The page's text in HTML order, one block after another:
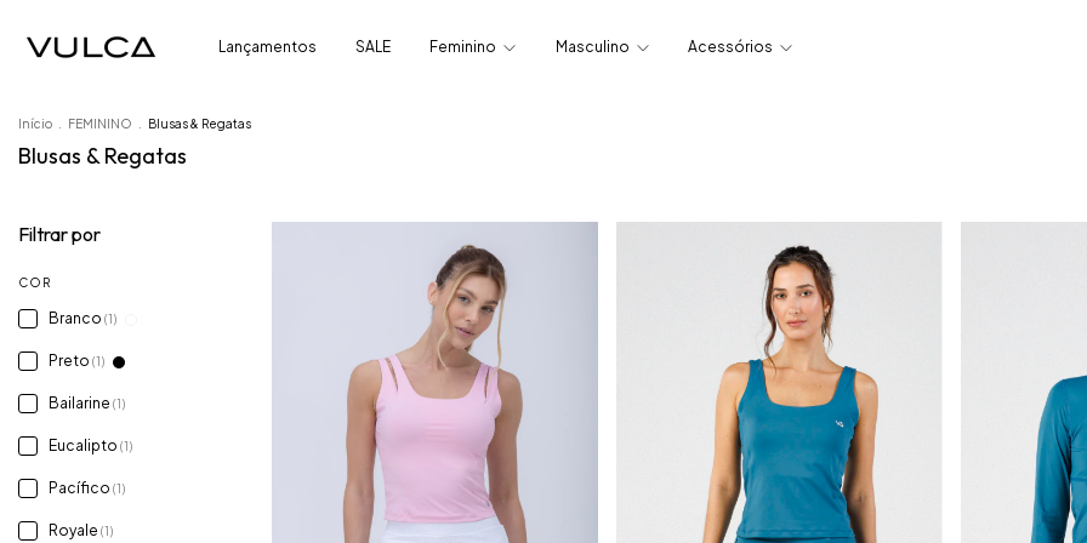
Lançamentos SALE Feminino Masculino Acessórios
Início FEMININO Blusas & Regatas
Blusas & Regatas
Filtrar por
COR
Branco (1)
Preto (1)
Bailarine (1)
Eucalipto (1)
Pacífico (1)
Royale (1)